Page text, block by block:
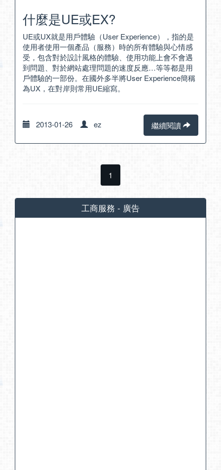
什麼是UE或EX?
UE或UX就是用戶體驗（User Experience），指的是
使用者使用一個產品（服務）時的所有體驗與心情感
受，包含對於設計風格的體驗、使用功能上會不會遇
到問題、對於網站處理問題的速度反應…等等都是用
戶體驗的一部份。在國外多半將User Experience簡稱
為UX，在對岸則常用UE縮寫。
2013-01-26 ez 繼續閱讀
1
工商服務 - 廣告